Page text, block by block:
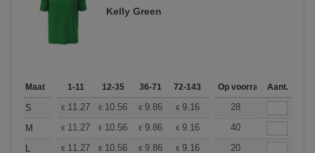
Kelly Green
Maat 1-11 12-35 36-71 72-143 144-287 288 + Meer
Op voorraadAant.
S € 11.27 € 10.56 € 9.86 € 9.16 8.45
28
M
€ 11.27 € 10.56 € 9.86 € 9.16 8.45
40
L
€ 11.27 € 10.56 € 9.86 € 9.16 8.45
20